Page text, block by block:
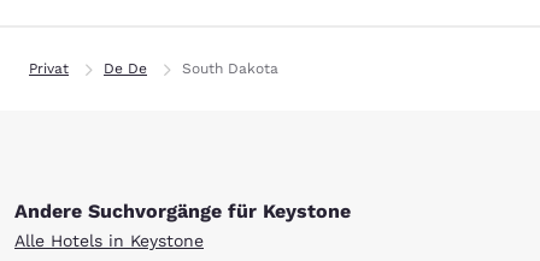
Privat De De South Dakota
Andere Suchvorgänge für Keystone
Alle Hotels in Keystone